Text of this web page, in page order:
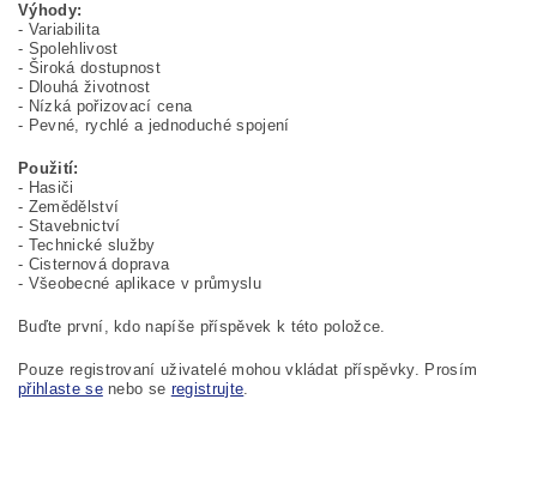
Výhody:
- Variabilita
- Spolehlivost
- Široká dostupnost
- Dlouhá životnost
- Nízká pořizovací cena
- Pevné, rychlé a jednoduché spojení
Použití:
- Hasiči
- Zemědělství
- Stavebnictví
- Technické služby
- Cisternová doprava
- Všeobecné aplikace v průmyslu
Buďte první, kdo napíše příspěvek k této položce.
Pouze registrovaní uživatelé mohou vkládat příspěvky. Prosím
přihlaste senebo se registrujte.